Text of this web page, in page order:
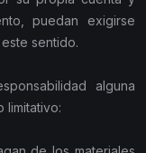
puedan exigirse
sentido.
alguna
limitativo: